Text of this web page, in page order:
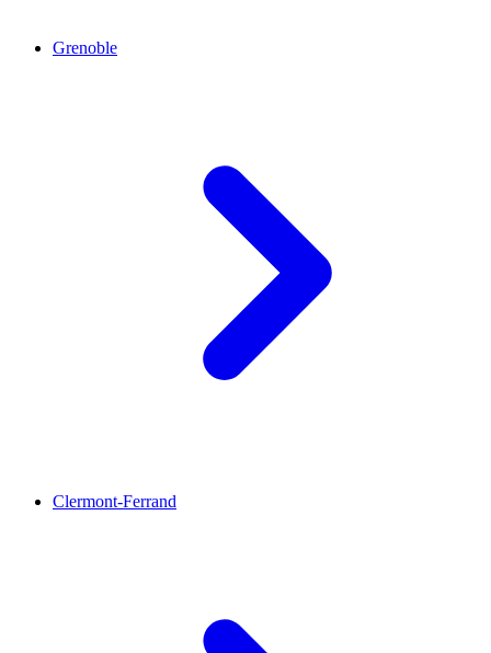
Grenoble
Clermont-Ferrand